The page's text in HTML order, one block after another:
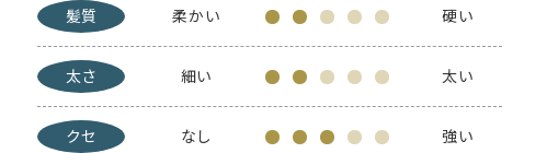
髪質 柔かい 硬い
太さ 細い 太い
クセ なし 強い